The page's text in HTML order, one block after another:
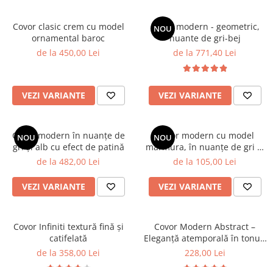
Covor clasic crem cu model
ornamental baroc
de la 450,00 Lei
VEZI VARIANTE
NOU
Covor modern - geometric,
nuante de gri-bej
de la 771,40 Lei
VEZI VARIANTE
NOU
Covor modern în nuanțe de
gri și alb cu efect de patină
de la 482,00 Lei
VEZI VARIANTE
NOU
Covor modern cu model
marmura, în nuanțe de gri și
maro
de la 105,00 Lei
VEZI VARIANTE
Covor Infiniti textură fină și
catifelată
de la 358,00 Lei
Covor Modern Abstract –
Eleganță atemporală în tonuri
neutre
228,00 Lei